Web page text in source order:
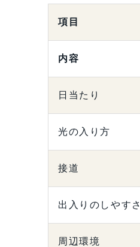
項目
内容
日当たり
光の入り方
接道
出入りのしやすさ
周辺環境